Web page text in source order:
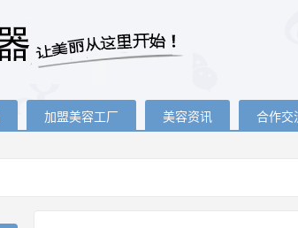
加盟美容工厂 美容资讯 合作交